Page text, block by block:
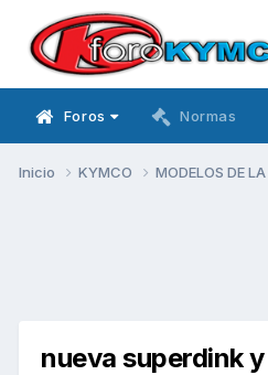
Foros Normas
Inicio KYMCO MODELOS DE
nueva superdink